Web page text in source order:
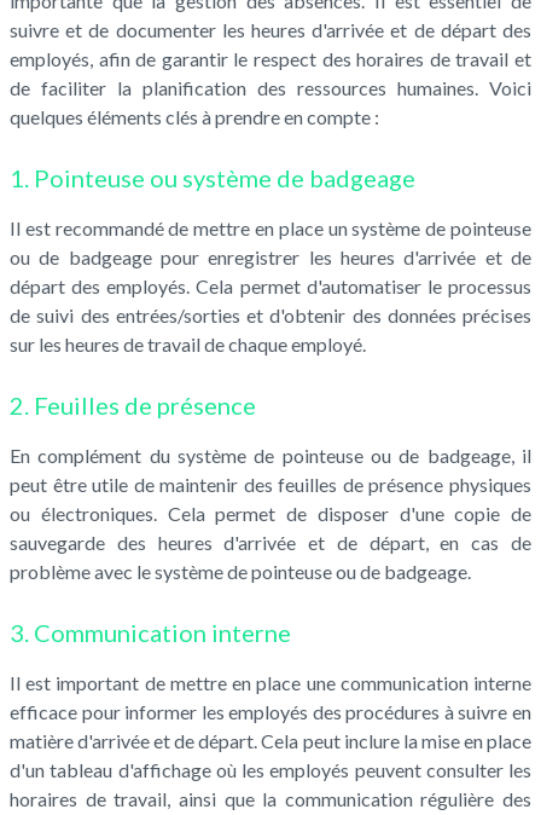
suivre et de documenter les heures d'arrivée et de départ des
employés, afin de garantir le respect des horaires de travail et
de faciliter la planification des ressources humaines. Voici
quelques éléments clés à prendre en compte :
1. Pointeuse ou système de badgeage
Il est recommandé de mettre en place un système de pointeuse
ou de badgeage pour enregistrer les heures d'arrivée et de
départ des employés. Cela permet d'automatiser le processus
de suivi des entrées/sorties et d'obtenir des données précises
sur les heures de travail de chaque employé.
2. Feuilles de présence
En complément du système de pointeuse ou de badgeage, il
peut être utile de maintenir des feuilles de présence physiques
ou électroniques. Cela permet de disposer d'une copie de
sauvegarde des heures d'arrivée et de départ, en cas de
problème avec le système de pointeuse ou de badgeage.
3. Communication interne
Il est important de mettre en place une communication interne
efficace pour informer les employés des procédures à suivre en
matière d'arrivée et de départ. Cela peut inclure la mise en place
d'un tableau d'affichage où les employés peuvent consulter les
horaires de travail, ainsi que la communication régulière des